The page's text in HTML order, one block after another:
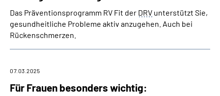
Das Präventions­programm RV Fit der DRV unterstützt Sie,
gesundheitliche Probleme aktiv anzugehen. Auch bei
Rückenschmerzen.
Für Frauen besonders wichtig:
07.03.2025